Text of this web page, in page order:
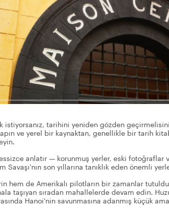
istiyorsanız, tarihini yeniden gözden
ve yerel bir kaynaktan, genellikle bir tarih
anlatır — korunmuş yerler, eski fotoğraflar
son yıllarına tanıklık eden önemli
hem de Amerikalı pilotların bir zamanlar
taşıyan sıradan mahallelerde devam edin.
Hanoi'nin savunmasına adanmış küçük